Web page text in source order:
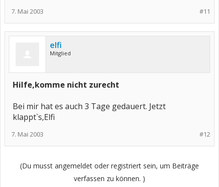
#11
7. Mai 2003
elfi
Mitglied
Hilfe,komme nicht zurecht
Bei mir hat es auch 3 Tage gedauert. Jetzt
klappt`s,Elfi
#12
7. Mai 2003
(Du musst angemeldet oder registriert sein, um Beiträge
verfassen zu können. )